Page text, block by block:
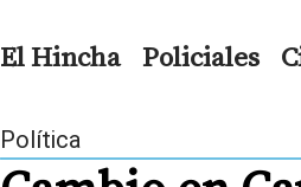
El Hincha Policiales
Política